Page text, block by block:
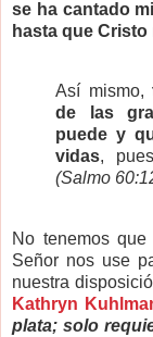
se ha cantado
hasta que Cristo
Así mismo,
de las
puede y
vidas,
(Salmo
No tenemos
Señor nos use
nuestra
Kathryn
plata; solo